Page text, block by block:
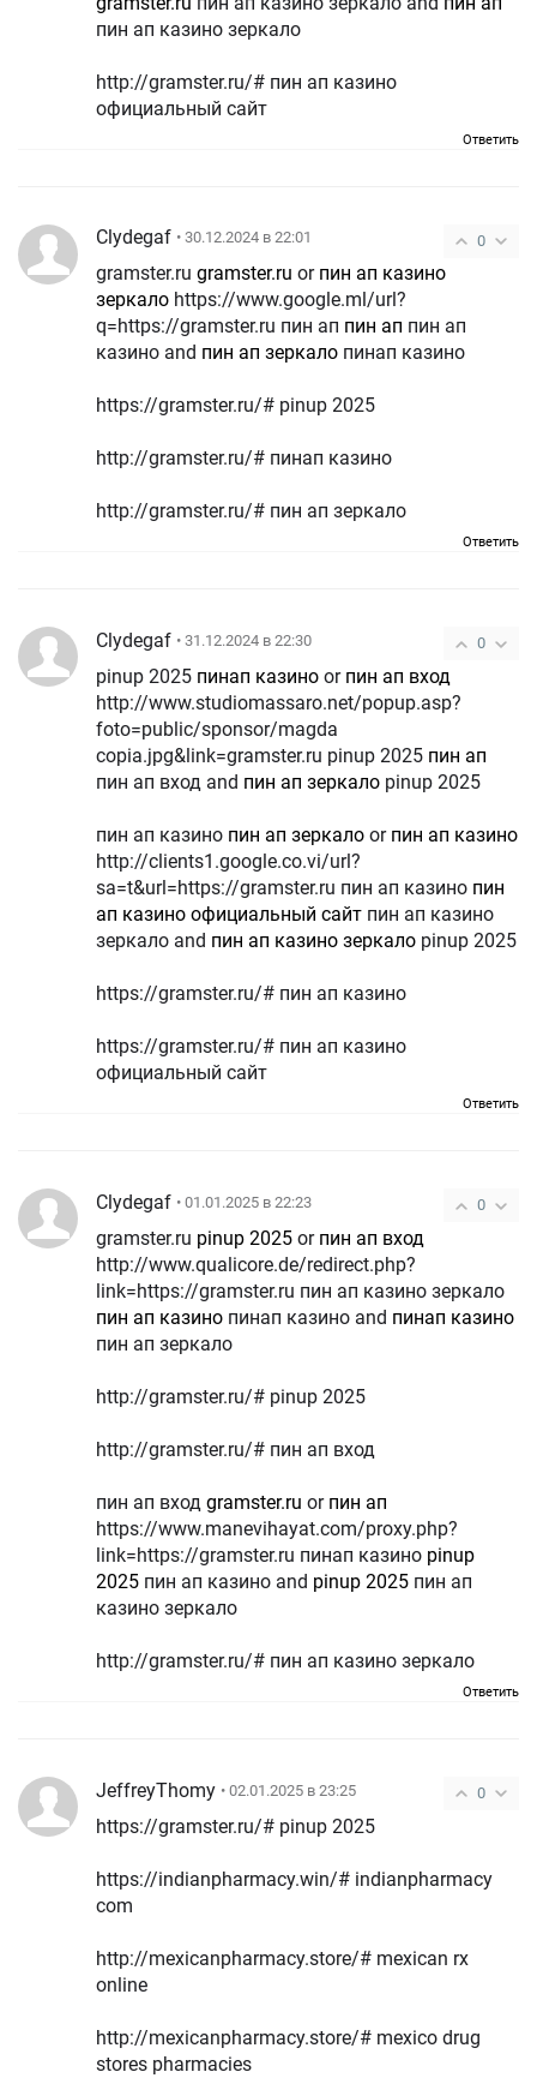
пин ап казино зеркало
http://gramster.ru/# пин ап казино
официальный сайт
Ответить
0
Clydegaf • 30.12.2024 в 22:01
gramster.ru gramster.ru or пин ап казино
зеркало
q=https://gramster.ru пин ап пин ап пин ап
казино and пин ап зеркало пинап казино
https://gramster.ru/# pinup 2025
http://gramster.ru/# пинап казино
http://gramster.ru/# пин ап зеркало
Ответить
0
Clydegaf • 31.12.2024 в 22:30
pinup 2025 пинап казино or пин ап вход
http://www.studiomassaro.net/popup.asp?
foto=public/sponsor/magda
copia.jpg&link=gramster.ru pinup 2025 пин ап
пин ап вход and пин ап зеркало pinup 2025
пин ап казино пин ап зеркало or пин ап казино
http://clients1.google.co.vi/url?
sa=t&url=https://gramster.ru пин ап казино пин
ап казино официальный сайт пин ап казино
зеркало and пин ап казино зеркало pinup 2025
https://gramster.ru/# пин ап казино
https://gramster.ru/# пин ап казино
официальный сайт
Ответить
0
Clydegaf • 01.01.2025 в 22:23
gramster.ru pinup 2025 or пин ап вход
http://www.qualicore.de/redirect.php?
link=https://gramster.ru пин ап казино зеркало
пин ап казино пинап казино and пинап казино
пин ап зеркало
http://gramster.ru/# pinup 2025
http://gramster.ru/# пин ап вход
пин ап вход gramster.ru or пин ап
https://www.manevihayat.com/proxy.php?
link=https://gramster.ru пинап казино pinup
2025 пин ап казино and pinup 2025 пин ап
казино зеркало
http://gramster.ru/# пин ап казино зеркало
Ответить
0
JeffreyThomy • 02.01.2025 в 23:25
https://gramster.ru/# pinup 2025
https://indianpharmacy.win/# indianpharmacy
com
http://mexicanpharmacy.store/# mexican rx
online
http://mexicanpharmacy.store/# mexico drug
stores pharmacies